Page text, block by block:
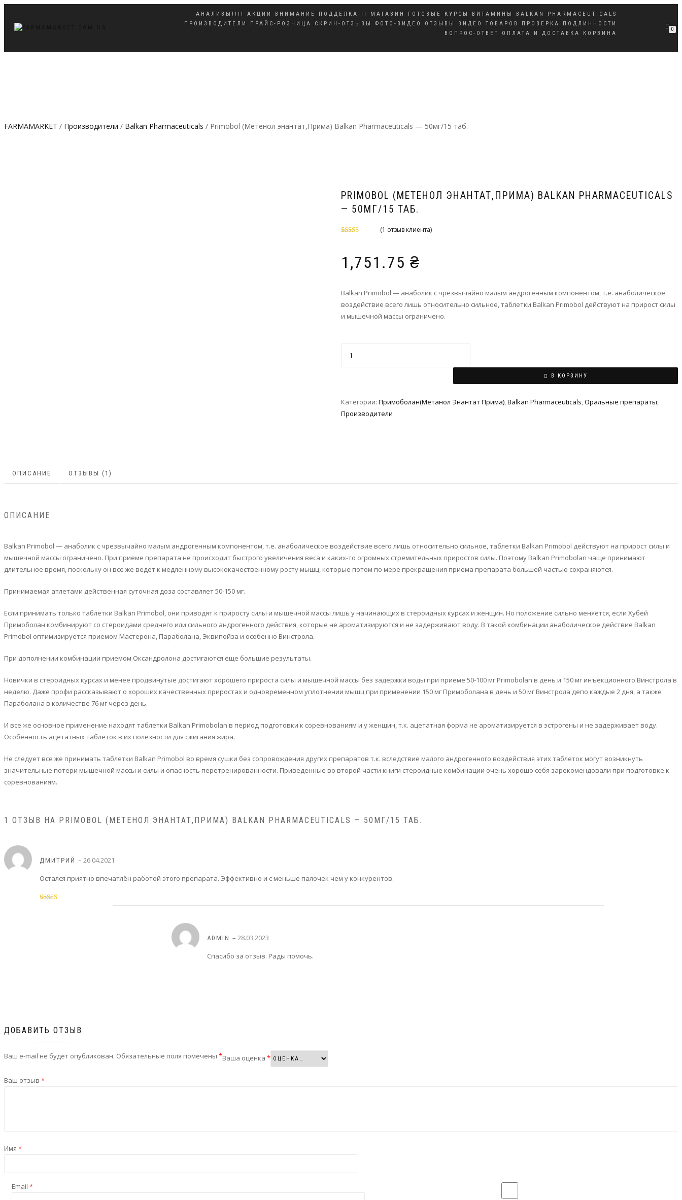
АНАЛИЗЫ!!!! АКЦИИ ВНИМАНИЕ ПОДДЕЛКА!!! МАГАЗИН ГОТОВЫЕ КУРСЫ
ВИТАМИНЫ BALKAN PHARMACEUTICALS
ПРОИЗВОДИТЕЛИ
ПРАЙС-РОЗНИЦА СКРИН-ОТЗЫВЫ ФОТО-ВИДЕО ОТЗЫВЫ ВИДЕО ТОВАРОВ
ПРОВЕРКА ПОДЛИННОСТИ
ВОПРОС-ОТВЕТ
ОПЛАТА И ДОСТАВКА КОРЗИНА
0
FARMAMARKET / Производители / Balkan Pharmaceuticals / Primobol (Метенол энантат,Прима) Balkan Pharmaceuticals — 50мг/15 таб.
PRIMOBOL (МЕТЕНОЛ ЭНАНТАТ,ПРИМА) BALKAN PHARMACEUTICALS
— 50МГ/15 ТАБ.
опроса
пользователя
(1 отзыв клиента)
1,751.75 ₴
Balkan Primobol — анаболик с чрезвычайно малым андрогенным компонентом, т.е. анаболическое
воздействие всего лишь относительно сильное, таблетки Balkan Primobol действуют на прирост силы
и мышечной массы ограничено.
В КОРЗИНУ
Категории: Примоболан(Метанол Энантат Прима),Balkan Pharmaceuticals,Оральные препараты,
Производители
ОПИСАНИЕ ОТЗЫВЫ (1)
ОПИСАНИЕ
Balkan Primobol — анаболик с чрезвычайно малым андрогенным компонентом, т.е. анаболическое воздействие всего лишь относительно сильное, таблетки Balkan Primobol действуют на прирост силы и
мышечной массы ограничено. При приеме препарата не происходит быстрого увеличения веса и каких-то огромных стремительных приростов силы. Поэтому Balkan Primobolan чаще принимают
длительное время, поскольку он все же ведет к медленному высококачественному росту мышц, которые потом по мере прекращения приема препарата большей частью сохраняются.
Принимаемая атлетами действенная суточная доза составляет 50-150 мг.
Если принимать только таблетки Balkan Primobol, они приводят к приросту силы и мышечной массы лишь у начинающих в стероидных курсах и женщин. Но положение сильно меняется, если Хубей
Примоболан комбинируют со стероидами среднего или сильного андрогенного действия, которые не ароматизируются и не задерживают воду. В такой комбинации анаболическое действие Balkan
Primobol оптимизируется приемом Мастерона, Параболана, Эквипойза и особенно Винстрола.
При дополнении комбинации приемом Оксандролона достигаются еще большие результаты.
Новички в стероидных курсах и менее продвинутые достигают хорошего прироста силы и мышечной массы без задержки воды при приеме 50-100 мг Primobolan в день и 150 мг инъекционного Винстрола в
неделю. Даже профи рассказывают о хороших качественных приростах и одновременном уплотнении мышц при применении 150 мг Примоболана в день и 50 мг Винстрола депо каждые 2 дня, а также
Параболана в количестве 76 мг через день.
И все же основное применение находят таблетки Balkan Primobolan в период подготовки к соревнованиям и у женщин, т.к. ацетатная форма не ароматизируется в эстрогены и не задерживает воду.
Особенность ацетатных таблеток в их полезности для сжигания жира.
Не следует все же принимать таблетки Balkan Primobol во время сушки без сопровождения других препаратов т.к. вследствие малого андрогенного воздействия этих таблеток могут возникнуть
значительные потери мышечной массы и силы и опасность перетренированности. Приведенные во второй части книги стероидные комбинации очень хорошо себя зарекомендовали при подготовке к
соревнованиям.
1 ОТЗЫВ НА PRIMOBOL (МЕТЕНОЛ ЭНАНТАТ,ПРИМА) BALKAN PHARMACEUTICALS — 50МГ/15 ТАБ.
ДМИТРИЙ – 26.04.2021
Остался приятно впечатлён работой этого препарата. Эффективно и с меньше палочек чем у конкурентов.
ADMIN – 28.03.2023
Спасибо за отзыв. Рады помочь.
ДОБАВИТЬ ОТЗЫВ
Ваш e-mail не будет опубликован. Обязательные поля помечены *Ваша оценка *
Ваш отзыв *
Имя *
Email *